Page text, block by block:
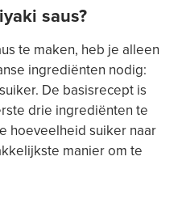
saus?
te maken, heb je alleen
ingrediënten nodig:
De basisrecept is
drie ingrediënten te
hoeveelheid suiker naar
manier om te